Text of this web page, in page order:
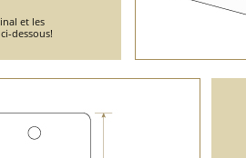
et les
dessous!